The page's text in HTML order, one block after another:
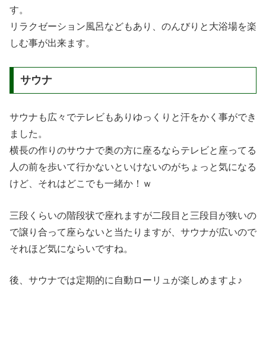
す。
リラクゼーション風呂などもあり、のんびりと大浴場を楽
しむ事が出来ます。
サウナ
サウナも広々でテレビもありゆっくりと汗をかく事ができ
ました。
横長の作りのサウナで奥の方に座るならテレビと座ってる
人の前を歩いて行かないといけないのがちょっと気になる
けど、それはどこでも一緒か！ｗ
三段くらいの階段状で座れますが二段目と三段目が狭いの
で譲り合って座らないと当たりますが、サウナが広いので
それほど気にならいですね。
後、サウナでは定期的に自動ローリュが楽しめますよ♪